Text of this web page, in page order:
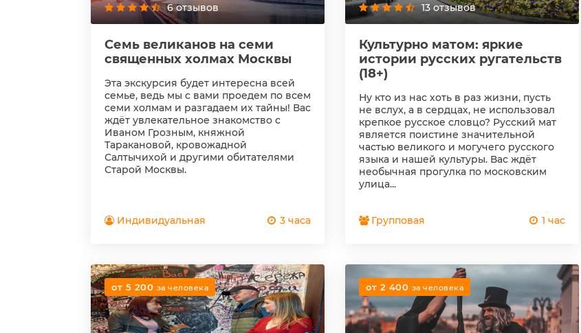
6 отзывов
Семь великанов на семи
священных холмах Москвы
Эта экскурсия будет интересна всей
семье, ведь мы с вами проедем по всем
семи холмам и разгадаем их тайны! Вас
ждёт увлекательное знакомство с
Иваном Грозным, княжной
Таракановой, кровожадной
Салтычихой и другими обитателями
Старой Москвы.
Индивидуальная 3 часа
13 отзывов
Культурно матом: яркие
истории русских ругательств
(18+)
Ну кто из нас хоть в раз жизни, пусть
не вслух, а в сердцах, не использовал
крепкое русское словцо? Русский мат
является поистине значительной
частью великого и могучего русского
языка и нашей культуры. Вас ждёт
необычная прогулка по московским
улица...
Групповая 1 час
от 5 200 за человека от 2 400 за человека